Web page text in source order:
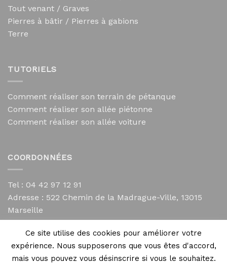
Tout venant / Graves
Pierres à bâtir / Pierres à gabions
Terre
TUTORIELS
Comment réaliser son terrain de pétanque
Comment réaliser son allée piétonne
Comment réaliser son allée voiture
COORDONNÉES
Tel : 04 42 97 12 91
Adresse : 522 Chemin de la Madrague-Ville, 13015
Marseille
contact@mycailloux.com
Mentions légales
Ce site utilise des cookies pour améliorer votre
expérience. Nous supposerons que vous êtes d'accord,
mais vous pouvez vous désinscrire si vous le souhaitez.